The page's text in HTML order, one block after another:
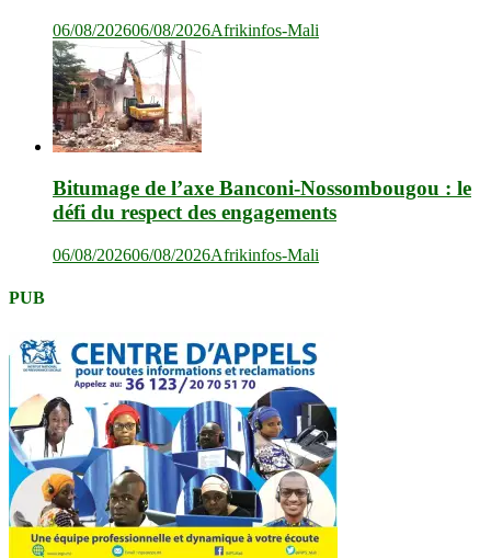
06/08/202606/08/2026Afrikinfos-Mali
Bitumage de l’axe Banconi-Nossombougou : le
défi du respect des engagements
06/08/202606/08/2026Afrikinfos-Mali
PUB